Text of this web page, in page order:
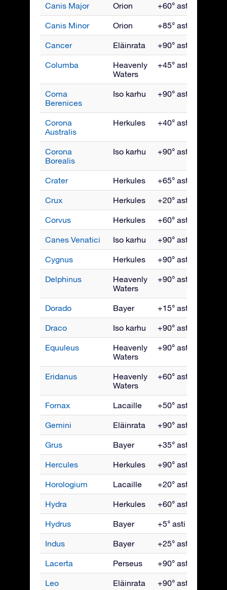
Canis Major Orion +60° asti -90°
Canis Minor Orion +85° asti -75°
Cancer Eläinrata +90° asti -60°
Columba
Heavenly
Waters
+45° asti -90°
Coma
Berenices
Iso karhu +90° asti -60°
Corona
Australis
Herkules +40° asti -90°
Corona
Borealis
Iso karhu +90° asti -50°
Crater Herkules +65° asti -90°
Crux Herkules +20° asti -90°
Corvus Herkules +60° asti -90°
Canes Venatici Iso karhu +90° asti -40°
Cygnus Herkules +90° asti -40°
Delphinus
Heavenly
Waters
+90° asti -70°
Dorado Bayer +15° asti -90°
Draco Iso karhu +90° asti -15°
Equuleus
Heavenly
Waters
+90° asti -70°
Eridanus
Heavenly
Waters
+60° asti -90°
Fornax Lacaille +50° asti -90°
Gemini Eläinrata +90° asti -60°
Grus Bayer +35° asti -90°
Hercules Herkules +90° asti -50°
Horologium Lacaille +20° asti -90°
Hydra Herkules +60° asti -90°
Hydrus Bayer +5° asti -90°
Indus Bayer +25° asti -90°
Lacerta Perseus +90° asti -35°
Leo Eläinrata +90° asti -65°